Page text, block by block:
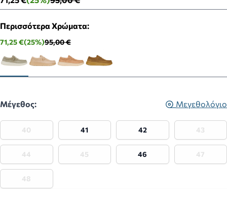
Περισσότερα Χρώματα:
71,25 €(25%)95,00 €
Μέγεθος: Μεγεθολόγιο
40 41 42 43
44 45 46 47
48